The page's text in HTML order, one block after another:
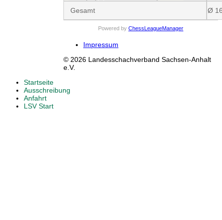
Gesamt Ø
Powered by ChessLeagueManager
Impressum
© 2026 Landesschachverband Sachsen-Anhalt
e.V.
Startseite
Ausschreibung
Anfahrt
LSV Start